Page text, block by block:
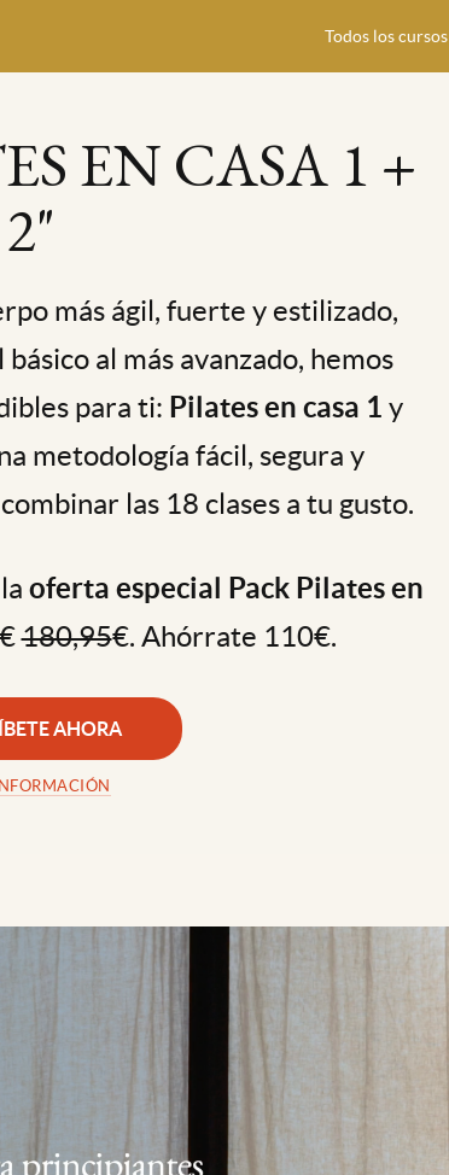
Todos los cursos
EN CASA 1 +
2"
más ágil, fuerte y estilizado,
al más avanzado, hemos
para ti: Pilates en casa 1 y
metodología fácil, segura y
las 18 clases a tu gusto.
oferta especial Pack Pilates en
180,95€. Ahórrate 110€.
AHORA